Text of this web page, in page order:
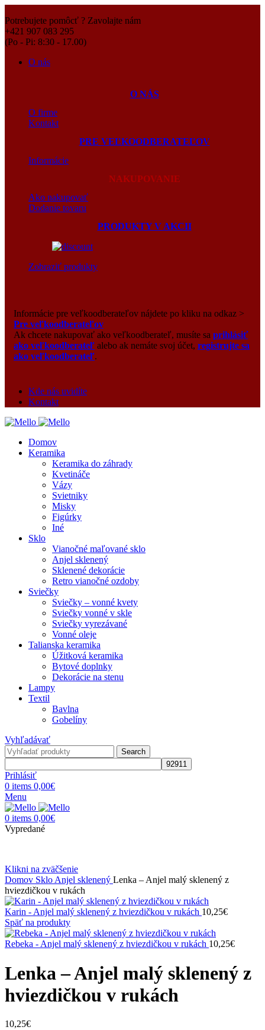
Potrebujete pomôcť ? Zavolajte nám
+421 907 083 295
(Po - Pi: 8:30 - 17.00)
O nás
O NÁS
O firme
Kontakt
PRE VEĽKOODBERATEĽOV
Informácie
NAKUPOVANIE
Ako nakupovať
Dodanie tovaru
PRODUKTY V AKCII
Zobraziť produkty
Informácie pre veľkoodberateľov nájdete po kliku na odkaz >
Pre veľkoodberateľov
Ak chcete nakupovať ako veľkoodberateľ, musíte sa prihlásiť
ako veľkoodberateľ alebo ak nemáte svoj účet, registrujte sa
ako veľkoodberateľ.
Kde nás uvidíte
Kontakt
Domov
Keramika
Keramika do záhrady
Kvetináče
Vázy
Svietniky
Misky
Figúrky
Iné
Sklo
Vianočné maľované sklo
Anjel sklenený
Sklenené dekorácie
Retro vianočné ozdoby
Sviečky
Sviečky – vonné kvety
Sviečky vonné v skle
Sviečky vyrezávané
Vonné oleje
Talianska keramika
Úžitková keramika
Bytové doplnky
Dekorácie na stenu
Lampy
Textil
Bavlna
Gobelíny
Vyhľadávať
Search
Prihlásiť
0 items 0,00€
Menu
0 items 0,00€
Vypredané
Klikni na zväčšenie
Domov Sklo Anjel sklenený Lenka – Anjel malý sklenený z
hviezdičkou v rukách
Karin - Anjel malý sklenený z hviezdičkou v rukách 10,25€
Späť na produkty
Rebeka - Anjel malý sklenený z hviezdičkou v rukách 10,25€
Lenka – Anjel malý sklenený z
hviezdičkou v rukách
10,25€